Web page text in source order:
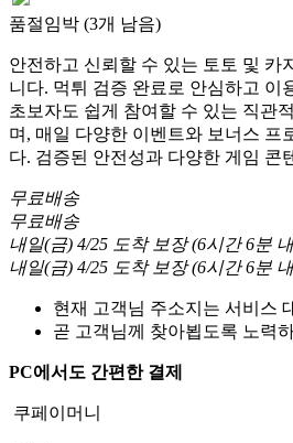
품절임박 (3개 남음)
안전하고 신뢰할 수 있는 토토 및 카
니다. 먹튀 검증 완료로 안심하고 이
초보자도 쉽게 참여할 수 있는 직관
며, 매일 다양한 이벤트와 보너스 프
다. 검증된 안전성과 다양한 게임 콘
무료배송
무료배송
내일(금) 4/25 도착 보장(6시간 6분
내일(금) 4/25 도착 보장(6시간 6분
현재 고객님 주소지는 서비스
곧 고객님께 찾아뵙도록 노력
PC에서도 간편한 결제
쿠페이머니